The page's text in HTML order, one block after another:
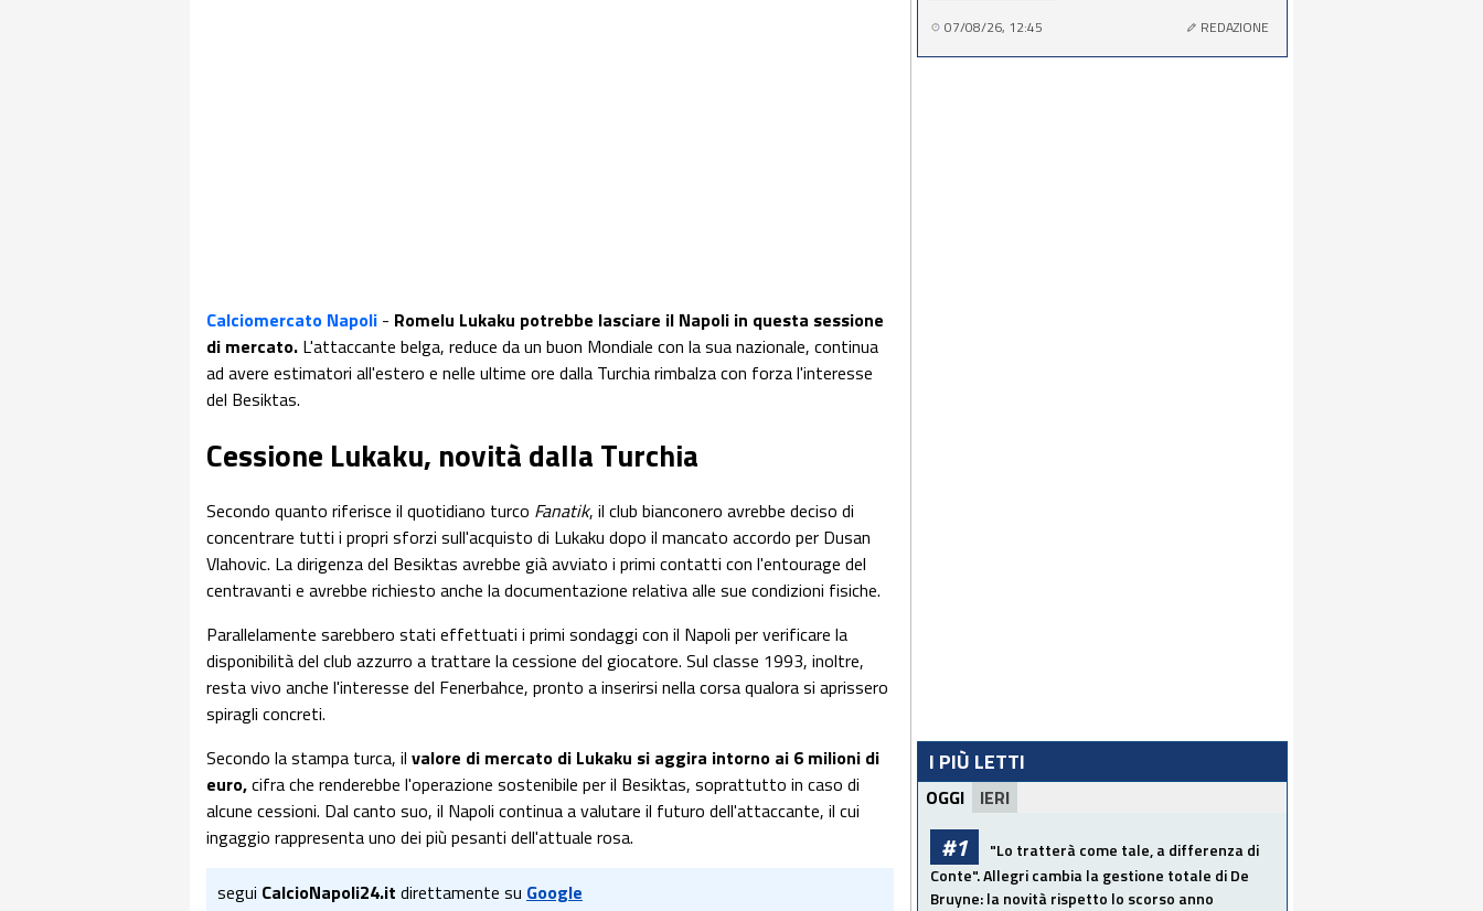
Calciomercato Napoli - Romelu Lukaku potrebbe lasciare il Napoli in questa sessione
di mercato. L'attaccante belga, reduce da un buon Mondiale con la sua nazionale, continua
ad avere estimatori all'estero e nelle ultime ore dalla Turchia rimbalza con forza l'interesse
del Besiktas.
Cessione Lukaku, novità dalla Turchia
Secondo quanto riferisce il quotidiano turco Fanatik, il club bianconero avrebbe deciso di
concentrare tutti i propri sforzi sull'acquisto di Lukaku dopo il mancato accordo per Dusan
Vlahovic. La dirigenza del Besiktas avrebbe già avviato i primi contatti con l'entourage del
centravanti e avrebbe richiesto anche la documentazione relativa alle sue condizioni fisiche.
Parallelamente sarebbero stati effettuati i primi sondaggi con il Napoli per verificare la
disponibilità del club azzurro a trattare la cessione del giocatore. Sul classe 1993, inoltre,
resta vivo anche l'interesse del Fenerbahce, pronto a inserirsi nella corsa qualora si aprissero
spiragli concreti.
Secondo la stampa turca, il valore di mercato di Lukaku si aggira intorno ai 6 milioni di
euro,cifra che renderebbe l'operazione sostenibile per il Besiktas, soprattutto in caso di
alcune cessioni. Dal canto suo, il Napoli continua a valutare il futuro dell'attaccante, il cui
ingaggio rappresenta uno dei più pesanti dell'attuale rosa.
segui CalcioNapoli24.it direttamente su Google
07/08/26, 12:45 REDAZIONE
I PIÙ LETTI
OGGI IERI
#1
"Lo tratterà come tale, a differenza di
Conte". Allegri cambia la gestione totale di De
Bruyne: la novità rispetto lo scorso anno